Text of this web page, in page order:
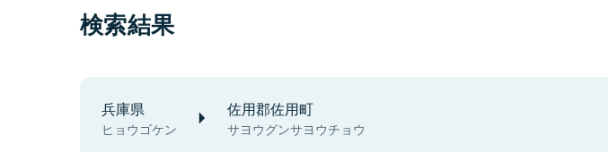
検索結果
兵庫県
ヒョウゴケン
佐用郡佐用町
サヨウグンサヨウチョウ